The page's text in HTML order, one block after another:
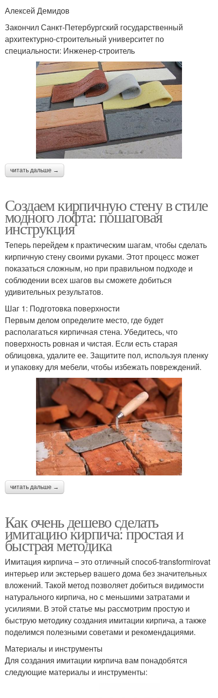
Алексей Демидов
Закончил Санкт-Петербургский государственный
архитектурно-строительный университет по
специальности: Инженер-строитель
читать дальше →
Создаем кирпичную стену в стиле
модного лофта: пошаговая
инструкция
Теперь перейдем к практическим шагам, чтобы сделать
кирпичную стену своими руками. Этот процесс может
показаться сложным, но при правильном подходе и
соблюдении всех шагов вы сможете добиться
удивительных результатов.
Шаг 1: Подготовка поверхности
Первым делом определите место, где будет
располагаться кирпичная стена. Убедитесь, что
поверхность ровная и чистая. Если есть старая
облицовка, удалите ее. Защитите пол, используя пленку
и упаковку для мебели, чтобы избежать повреждений.
читать дальше →
Как очень дешево сделать
имитацию кирпича: простая и
быстрая методика
Имитация кирпича – это отличный способ-transformirovat
интерьер или экстерьер вашего дома без значительных
вложений. Такой метод позволяет добиться видимости
натурального кирпича, но с меньшими затратами и
усилиями. В этой статье мы рассмотрим простую и
быструю методику создания имитации кирпича, а также
поделимся полезными советами и рекомендациями.
Материалы и инструменты
Для создания имитации кирпича вам понадобятся
следующие материалы и инструменты: